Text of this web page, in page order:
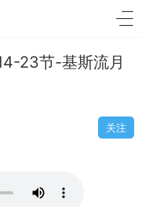
23节-基斯流月
关注